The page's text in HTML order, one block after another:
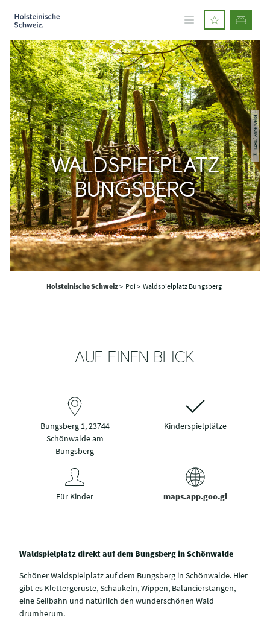
© TZHS/ Anne Weise
WALDSPIELPLATZ
BUNGSBERG
Holsteinische Schweiz> Poi > Waldspielplatz Bungsberg
AUF EINEN BLICK
Bungsberg 1, 23744
Schönwalde am
Bungsberg
Kinderspielplätze
Für Kinder maps.app.goo.gl
Waldspielplatz direkt auf dem Bungsberg in Schönwalde
Schöner Waldspielplatz auf dem Bungsberg in Schönwalde. Hier
gibt es Klettergerüste, Schaukeln, Wippen, Balancierstangen,
eine Seilbahn und natürlich den wunderschönen Wald
drumherum.